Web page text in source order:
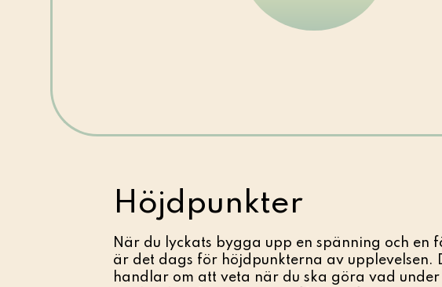
Höjdpunkter
När du lyckats bygga upp en spänning och en
är det dags för höjdpunkterna av upplevelsen.
handlar om att veta när du ska göra vad under